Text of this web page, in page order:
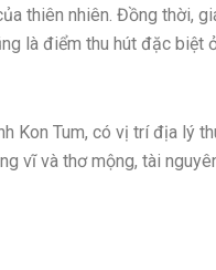
thiên nhiên. Đồng thời,
là điểm thu hút đặc biệt
Kon Tum, có vị trí địa lý
vĩ và thơ mộng, tài